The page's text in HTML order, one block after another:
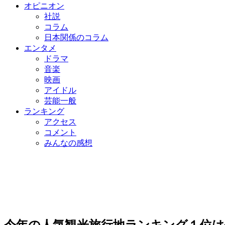
オピニオン
社説
コラム
日本関係のコラム
エンタメ
ドラマ
音楽
映画
アイドル
芸能一般
ランキング
アクセス
コメント
みんなの感想